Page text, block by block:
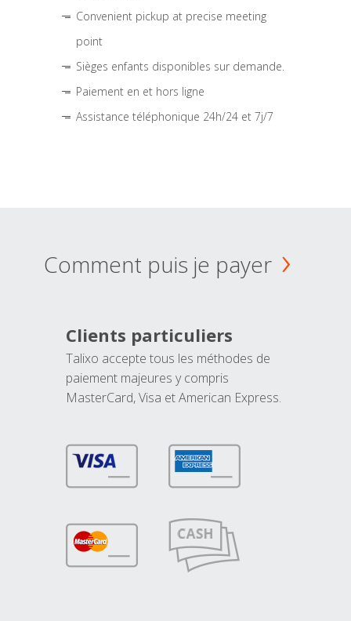
Convenient pickup at precise meeting
point
Sièges enfants disponibles sur demande.
Paiement en et hors ligne
Assistance téléphonique 24h/24 et 7j/7
Comment puis je payer
Clients particuliers
Talixo accepte tous les méthodes de
paiement majeures y compris
MasterCard, Visa et American Express.